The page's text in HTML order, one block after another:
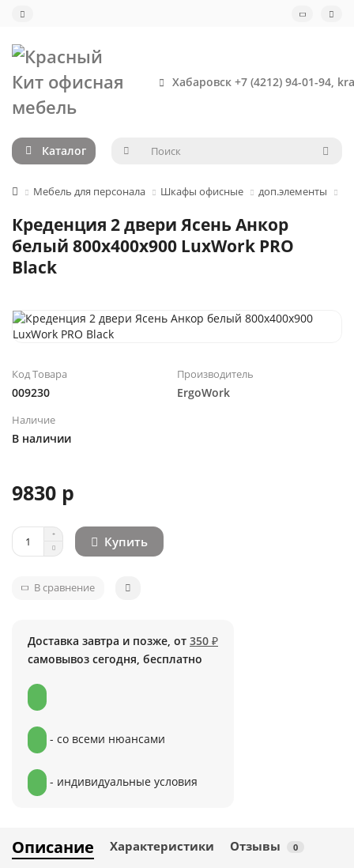
Хабаровск +7 (4212) 94-01-94,
Каталог
Мебель для персонала Шкафы офисные доп.элементы
Креденция 2 двери Ясень Анкор
белый 800х400х900 LuxWork PRO
Black
Код Товара
009230
Производитель
ErgoWork
Наличие
В наличии
9830 р
Купить
В сравнение
Доставка завтра и позже, от 350 ₽
самовывоз сегодня, бесплатно
- со всеми нюансами
- индивидуальные условия
Описание Характеристики Отзывы 0